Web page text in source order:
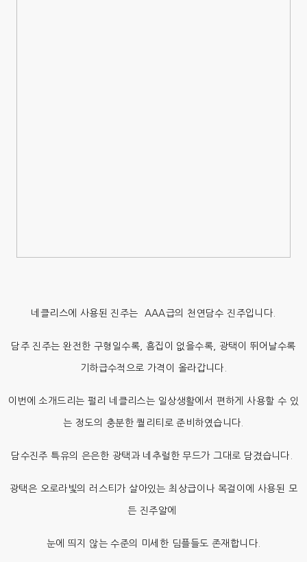
네클리스에 사용된 진주는 AAA급의 천연담수 진주입니다.
담주 진주는 완전한 구형일수록, 흠집이 없을수록, 광택이 뛰어날수록
기하급수적으로 가격이 올라갑니다.
이번에 소개드리는 펄리 네클리스는 일상생활에서 편하게 사용할 수 있
는 정도의 충분한 퀄리티로 준비하였습니다.
담수진주 특유의 은은한 광택과 네추럴한 무드가 그대로 담겼습니다.
광택은 오로라빛의 러스티가 살아있는 최상급이나 목걸이에 사용된 모
든 진주알에
눈에 띄지 않는 수준의 미세한 딤플들도 존재합니다.